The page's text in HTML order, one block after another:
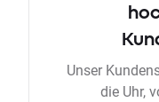
Unser
die Uhr,